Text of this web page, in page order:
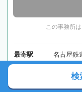
この事務所
最寄駅 名古屋鉄
〒501-
ル3階
検